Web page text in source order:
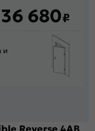
36 680₽
и
Reverse 4AB